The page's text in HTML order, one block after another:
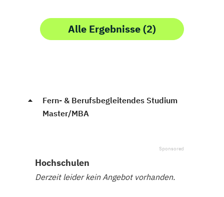
Alle Ergebnisse (2)
Fern- & Berufsbegleitendes Studium
Master/MBA
Hochschulen
Derzeit leider kein Angebot vorhanden.